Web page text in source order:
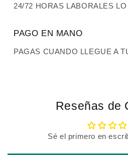
24/72 HORAS LABORALES
PAGO EN MANO
PAGAS CUANDO LLEGUE A
Reseñas de
Sé el primero en